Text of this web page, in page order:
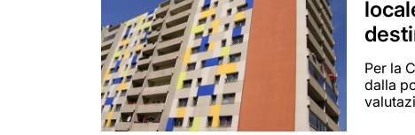
Per la
dalla